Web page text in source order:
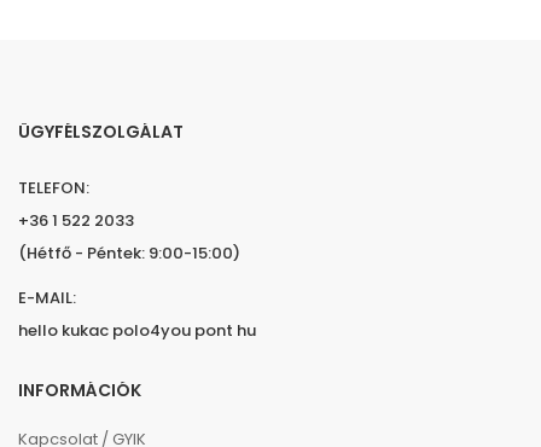
ÜGYFÉLSZOLGÁLAT
TELEFON:
+36 1 522 2033
(Hétfő - Péntek: 9:00-15:00)
E-MAIL:
hello kukac polo4you pont hu
INFORMÁCIÓK
Kapcsolat / GYIK